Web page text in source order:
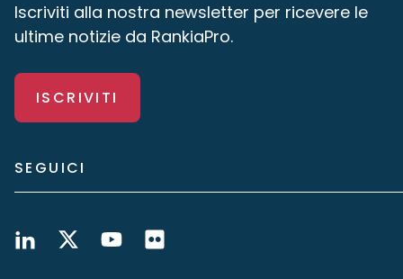
Iscriviti alla nostra newsletter per ricevere le
ultime notizie da RankiaPro.
ISCRIVITI
SEGUICI